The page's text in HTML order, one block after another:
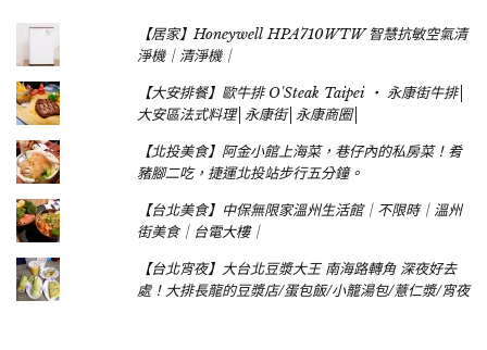
【居家】Honeywell HPA710WTW 智慧抗敏空氣清
淨機｜清淨機｜
【大安排餐】歐牛排 O'Steak Taipei ‧ 永康街牛排│
大安區法式料理│永康街│永康商圈│
【北投美食】阿金小館上海菜，巷仔內的私房菜！肴
豬腳二吃，捷運北投站步行五分鐘。
【台北美食】中保無限家溫州生活館｜不限時｜溫州
街美食｜台電大樓｜
【台北宵夜】大台北豆漿大王 南海路轉角 深夜好去
處！大排長龍的豆漿店/蛋包飯/小籠湯包/薏仁漿/宵夜